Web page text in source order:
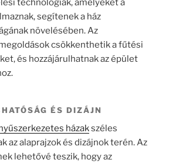
technológiák, amelyeket a
segítenek a ház
növelésében. Az
csökkenthetik a fűtési
és hozzájárulhatnak az épület
ÉS DIZÁJN
házakszéles
az alaprajzok és dizájnok terén. Az
lehetővé teszik, hogy az